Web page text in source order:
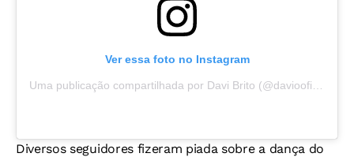
Ver essa foto no Instagram
Diversos seguidores fizeram piada sobre a dança do